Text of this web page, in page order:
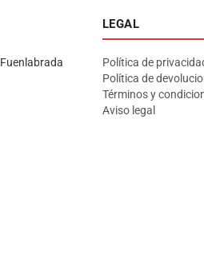
LEGAL
Política de
Política de
Términos y
Aviso legal
Asesor El Arroyo
En línea · responde en segundos
WhatsApp